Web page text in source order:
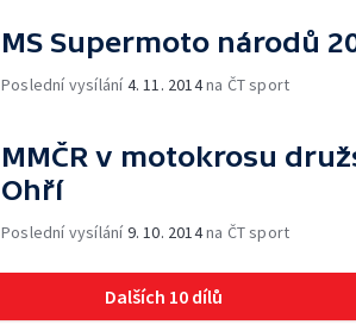
MS Supermoto národů
Poslední vysílání4. 11. 2014na ČT sport
MMČR v motokrosu
Ohří
Poslední vysílání9. 10. 2014na ČT sport
Dalších 10 dílů